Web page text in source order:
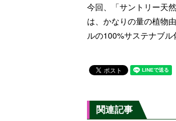
今回、「サントリー天
は、かなりの量の植物
ルの100%サステナブル
関連記事